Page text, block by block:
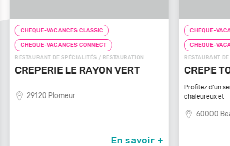
+
CHEQUE-VACANCES CLASSIC
CHEQUE-VACANCES CONNECT
RESTAURANT DE SPÉCIALITÉS / RESTAURATION
CREPE TOUCH BEAUVAIS
chaleureux et
En savoir +
FAST-